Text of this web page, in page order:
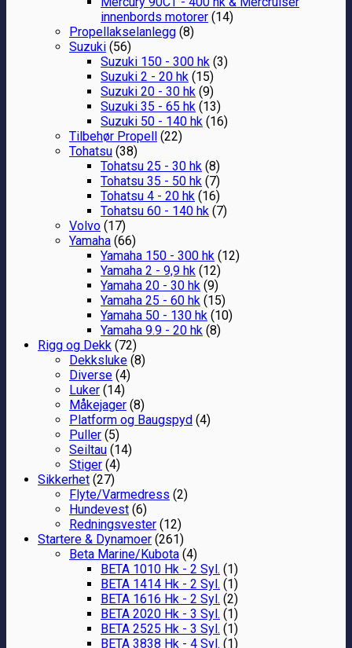
innenbords motorer (14)
Propellakselanlegg (8)
Suzuki (56)
Suzuki 150 - 300 hk (3)
Suzuki 2 - 20 hk (15)
Suzuki 20 - 30 hk (9)
Suzuki 35 - 65 hk (13)
Suzuki 50 - 140 hk (16)
Tilbehør Propell (22)
Tohatsu (38)
Tohatsu 25 - 30 hk (8)
Tohatsu 35 - 50 hk (7)
Tohatsu 4 - 20 hk (16)
Tohatsu 60 - 140 hk (7)
Volvo (17)
Yamaha (66)
Yamaha 150 - 300 hk (12)
Yamaha 2 - 9,9 hk (12)
Yamaha 20 - 30 hk (9)
Yamaha 25 - 60 hk (15)
Yamaha 50 - 130 hk (10)
Yamaha 9.9 - 20 hk (8)
Rigg og Dekk (72)
Dekksluke (8)
Diverse (4)
Luker (14)
Måkejager (8)
Platform og Baugspyd (4)
Puller (5)
Seiltau (14)
Stiger (4)
Sikkerhet (27)
Flyte/Varmedress (2)
Hundevest (6)
Redningsvester (12)
Startere & Dynamoer (261)
Beta Marine/Kubota (4)
BETA 1010 Hk - 2 Syl. (1)
BETA 1414 Hk - 2 Syl. (1)
BETA 1616 Hk - 2 Syl. (2)
BETA 2020 Hk - 3 Syl. (1)
BETA 2525 Hk - 3 Syl. (1)
BETA 3838 Hk - 4 Syl. (1)